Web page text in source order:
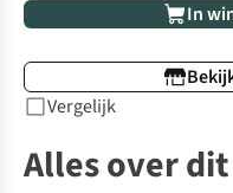
In
Vergelijk
Alles over